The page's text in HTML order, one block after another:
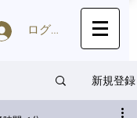
ログイン
新規登録